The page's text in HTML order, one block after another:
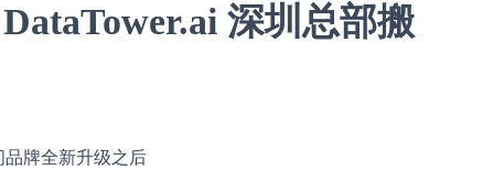
深圳总部搬
品牌全新升级之后